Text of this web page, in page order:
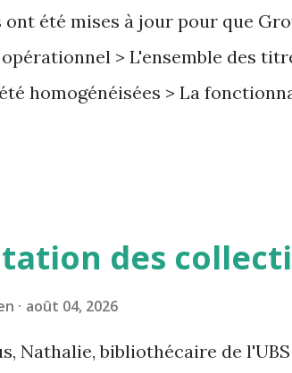
ont été mises à jour pour que
> L'ensemble des
homogénéisées > La
des
août 04, 2026
Nathalie, bibliothécaire de